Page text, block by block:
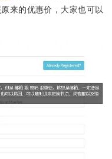
来的优惠价，大家也可以